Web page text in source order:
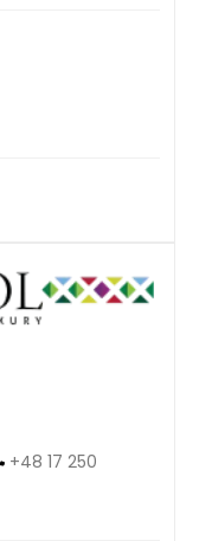
+48 17 250